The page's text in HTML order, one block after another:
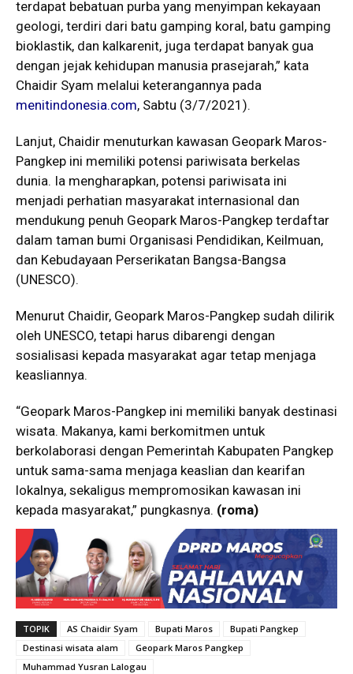
terdapat bebatuan purba yang menyimpan kekayaan
geologi, terdiri dari batu gamping koral, batu gamping
bioklastik, dan kalkarenit, juga terdapat banyak gua
dengan jejak kehidupan manusia prasejarah,” kata
Chaidir Syam melalui keterangannya pada
menitindonesia.com, Sabtu (3/7/2021).
Lanjut, Chaidir menuturkan kawasan Geopark Maros-
Pangkep ini memiliki potensi pariwisata berkelas
dunia. Ia mengharapkan, potensi pariwisata ini
menjadi perhatian masyarakat internasional dan
mendukung penuh Geopark Maros-Pangkep terdaftar
dalam taman bumi Organisasi Pendidikan, Keilmuan,
dan Kebudayaan Perserikatan Bangsa-Bangsa
(UNESCO).
Menurut Chaidir, Geopark Maros-Pangkep sudah dilirik
oleh UNESCO, tetapi harus dibarengi dengan
sosialisasi kepada masyarakat agar tetap menjaga
keasliannya.
“Geopark Maros-Pangkep ini memiliki banyak destinasi
wisata. Makanya, kami berkomitmen untuk
berkolaborasi dengan Pemerintah Kabupaten Pangkep
untuk sama-sama menjaga keaslian dan kearifan
lokalnya, sekaligus mempromosikan kawasan ini
kepada masyarakat,” pungkasnya. (roma)
TOPIK AS Chaidir Syam Bupati Maros
Bupati Pangkep
Destinasi wisata alam
Geopark Maros Pangkep
Muhammad Yusran Lalogau